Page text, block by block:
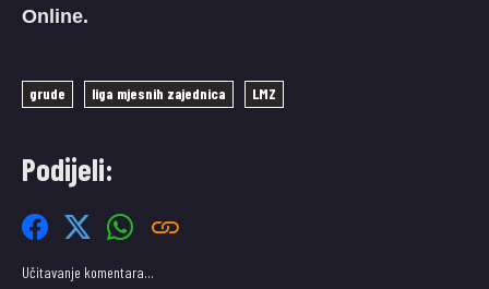
Online.
grude liga mjesnih zajednica LMZ
Podijeli:
Učitavanje komentara…